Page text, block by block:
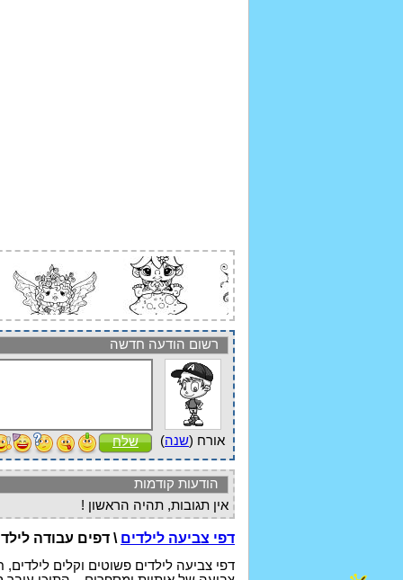
רשום הודעה חדשה
אורח (שנה) שלח
הודעות קודמות
אין תגובות, תהיה הראשון !
דפי צביעה לילדים \ דפים עבודה
דפי צביעה לילדים פשוטים וקלים